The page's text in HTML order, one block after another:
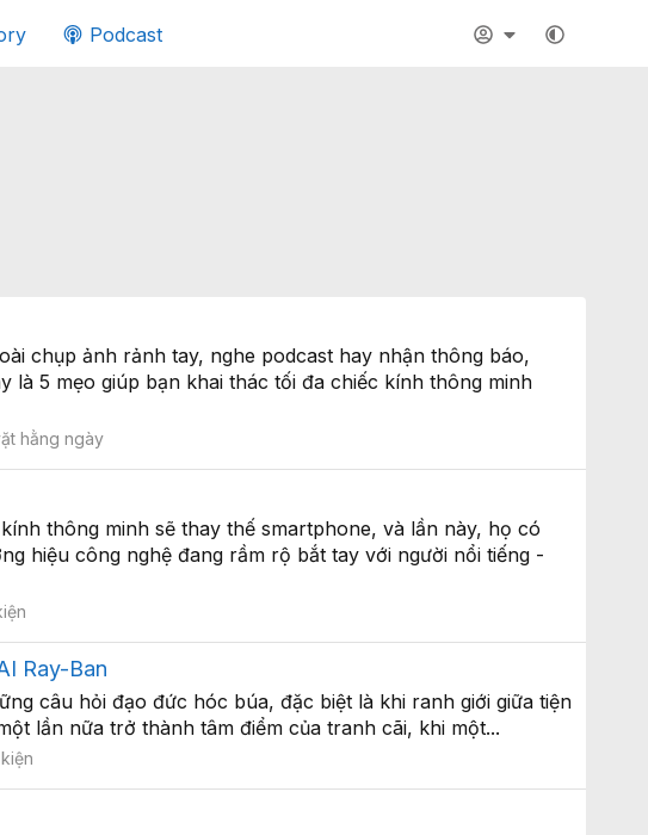
Podcast
chụp ảnh rảnh tay, nghe podcast hay nhận thông báo,
5 mẹo giúp bạn khai thác tối đa chiếc kính thông minh
hằng ngày
thông minh sẽ thay thế smartphone, và lần này, họ có
hiệu công nghệ đang rầm rộ bắt tay với người nổi tiếng -
Ray-Ban
câu hỏi đạo đức hóc búa, đặc biệt là khi ranh giới giữa tiện
lần nữa trở thành tâm điểm của tranh cãi, khi một...